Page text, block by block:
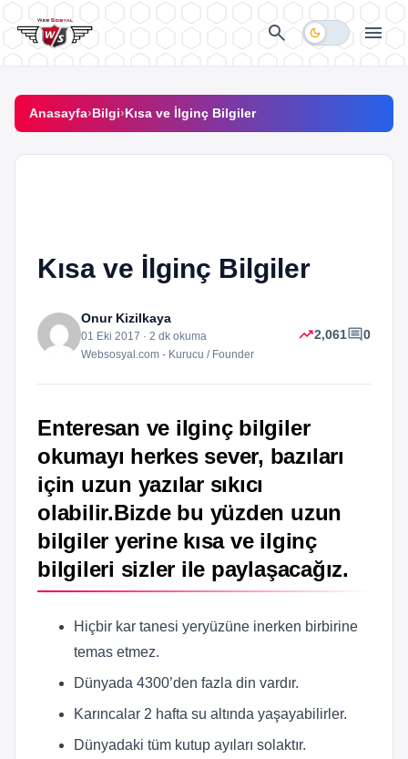
İçeriğe geç
search dark_mode menu
Anasayfa›Bilgi›Kısa ve İlginç Bilgiler
Kısa ve İlginç Bilgiler
Onur Kizilkaya
01 Eki 2017 · 2 dk okuma
Websosyal.com - Kurucu / Founder
trending_up2,061comment0
Enteresan ve ilginç bilgiler
okumayı herkes sever, bazıları
için uzun yazılar sıkıcı
olabilir.Bizde bu yüzden uzun
bilgiler yerine kısa ve ilginç
bilgileri sizler ile paylaşacağız.
Hiçbir kar tanesi yeryüzüne inerken birbirine
temas etmez.
Dünyada 4300’den fazla din vardır.
Karıncalar 2 hafta su altında yaşayabilirler.
Dünyadaki tüm kutup ayıları solaktır.